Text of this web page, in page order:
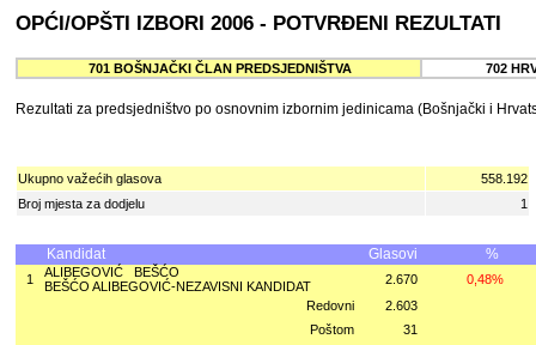
OPĆI/OPŠTI IZBORI 2006 - POTVRĐENI REZULTATI
701 BOŠNJAČKI ČLAN PREDSJEDNIŠTVA 702
Rezultati za predsjedništvo po osnovnim izbornim jedinicama (Bošnjački i
Ukupno važećih glasova
558.192
Broj mjesta za dodjelu
1
Kandidat Glasovi %
1
ALIBEGOVIĆ BEŠĆO
BEŠĆO ALIBEGOVIĆ-NEZAVISNI KANDIDAT
2.670
0,48%
Redovni
2.603
Poštom
31